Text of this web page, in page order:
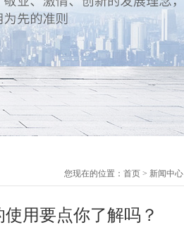
您现在的位置： 首页 > 新闻中心
用要点你了解吗？